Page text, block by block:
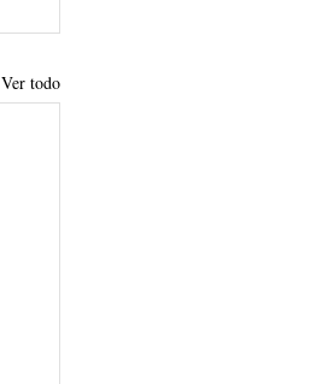
Ver todo